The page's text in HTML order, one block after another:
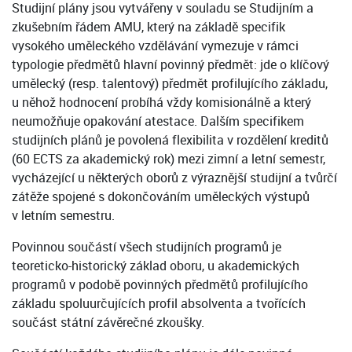
Studijní plány jsou vytvářeny v souladu se Studijním a
zkušebním řádem AMU, který na základě specifik
vysokého uměleckého vzdělávání vymezuje v rámci
typologie předmětů hlavní povinný předmět: jde o klíčový
umělecký (resp. talentový) předmět profilujícího základu,
u něhož hodnocení probíhá vždy komisionálně a který
neumožňuje opakování atestace. Dalším specifikem
studijních plánů je povolená flexibilita v rozdělení kreditů
(60 ECTS za akademický rok) mezi zimní a letní semestr,
vycházející u některých oborů z výraznější studijní a tvůrčí
zátěže spojené s dokončováním uměleckých výstupů
v letním semestru.
Povinnou součástí všech studijních programů je
teoreticko-historický základ oboru, u akademických
programů v podobě povinných předmětů profilujícího
základu spoluurčujících profil absolventa a tvořících
součást státní závěrečné zkoušky.